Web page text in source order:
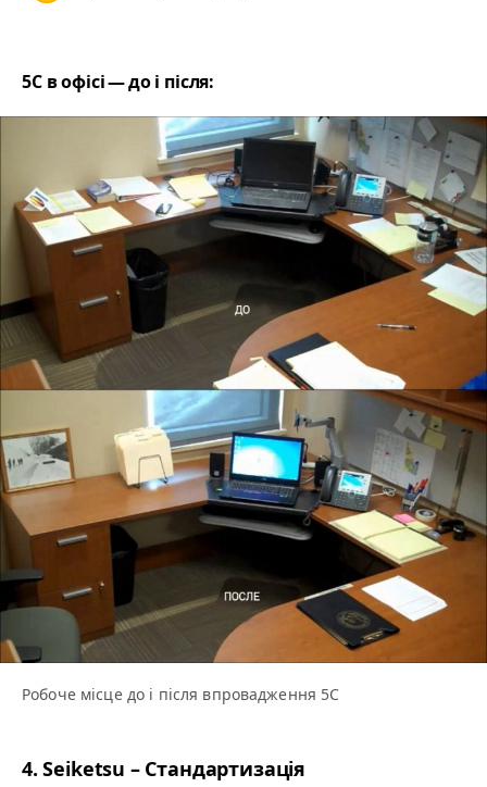
5С в офісі — до і після:
Робоче місце до і після впровадження 5С
4. Seiket­su – Стандартизація